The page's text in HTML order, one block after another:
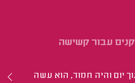
עבור קשישה
יום והיה חמוד, הוא עשה